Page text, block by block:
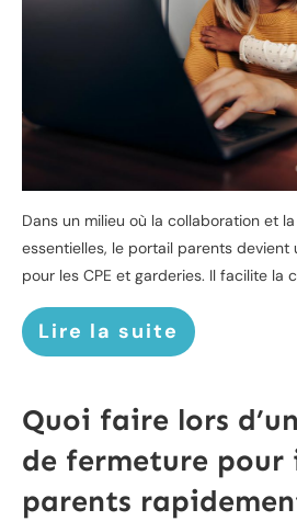
Dans un milieu où la collaboration et
essentielles, le portail parents devient
pour les CPE et garderies. Il facilite la
Lire la suite
Quoi faire lors
de fermeture pour
parents